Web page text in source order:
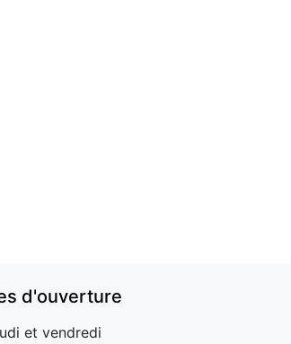
d'ouverture
et vendredi